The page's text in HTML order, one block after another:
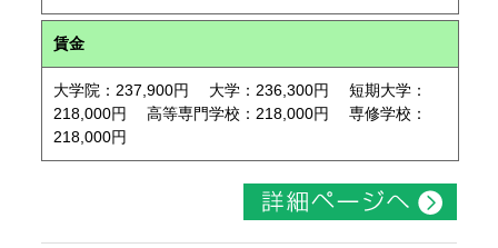
賃金
大学院：237,900円 大学：236,300円 短期大学：
218,000円 高等専門学校：218,000円 専修学校：
218,000円